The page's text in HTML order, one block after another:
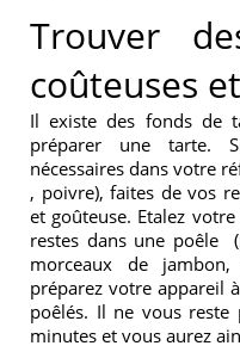
Trouver
coûteuses
Il existe des fonds de
préparer une tarte.
nécessaires dans votre
, poivre), faites de vos
et goûteuse. Etalez
restes dans une poêle
morceaux de
préparez votre appareil
poêlés. Il ne vous
minutes et vous aurez